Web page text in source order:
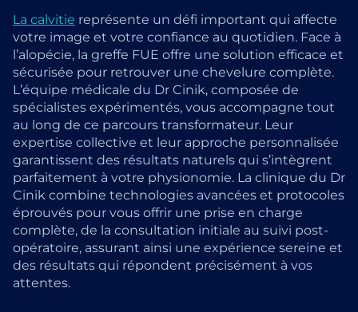
La calvitie représente un défi important qui affecte
votre image et votre confiance au quotidien. Face à
l’alopécie, la greffe FUE offre une solution efficace et
sécurisée pour retrouver une chevelure complète.
L’équipe médicale du Dr Cinik, composée de
spécialistes expérimentés, vous accompagne tout
au long de ce parcours transformateur. Leur
expertise collective et leur approche personnalisée
garantissent des résultats naturels qui s’intègrent
parfaitement à votre physionomie. La clinique du Dr
Cinik combine technologies avancées et protocoles
éprouvés pour vous offrir une prise en charge
complète, de la consultation initiale au suivi post-
opératoire, assurant ainsi une expérience sereine et
des résultats qui répondent précisément à vos
attentes.